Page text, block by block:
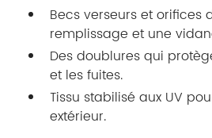
Becs verseurs et orifices
remplissage et une
Des doublures qui
et les fuites.
Tissu stabilisé aux UV
extérieur.